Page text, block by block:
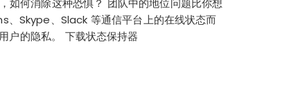
Skype、Slack 等通信平台上的在线状态而
户的隐私。 下载状态保持器